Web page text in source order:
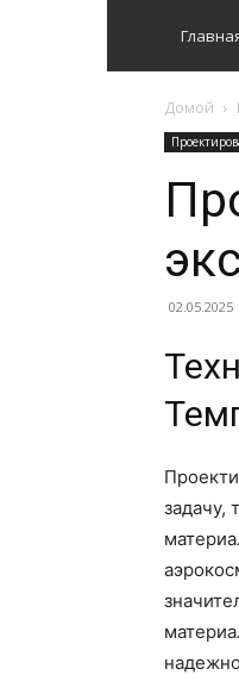
Домой
02.05.2025
задачу,